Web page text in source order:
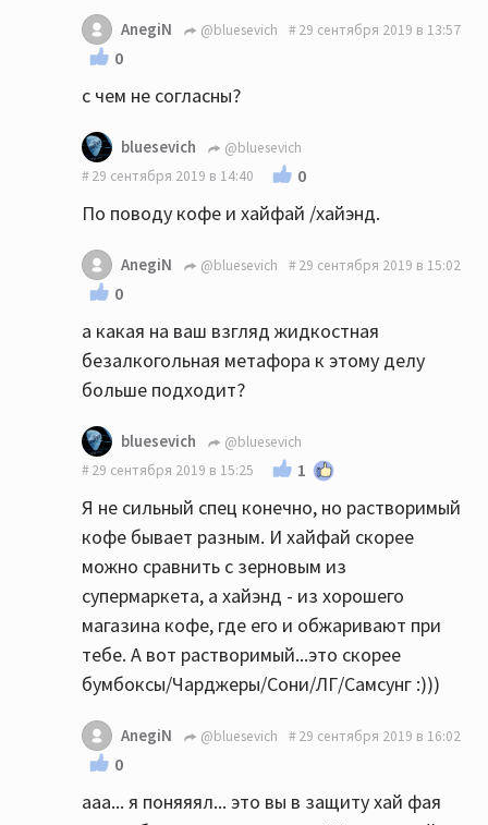
AnegiN @bluesevich 29 сентября 2019 в 13:57
0
с чем не согласны?
bluesevich
@bluesevich
29 сентября 2019 в 14:40
0
По поводу кофе и хайфай /хайэнд.
AnegiN @bluesevich 29 сентября 2019 в 15:02
0
а какая на ваш взгляд жидкостная
безалкогольная метафора к этому делу
больше подходит?
bluesevich
@bluesevich
29 сентября 2019 в 15:25
1
Я не сильный спец конечно, но растворимый
кофе бывает разным. И хайфай скорее
можно сравнить с зерновым из
супермаркета, а хайэнд - из хорошего
магазина кофе, где его и обжаривают при
тебе. А вот растворимый...это скорее
бумбоксы/Чарджеры/Сони/ЛГ/Самсунг :)))
AnegiN @bluesevich 29 сентября 2019 в 16:02
0
ааа... я поняяял... это вы в защиту хай фая